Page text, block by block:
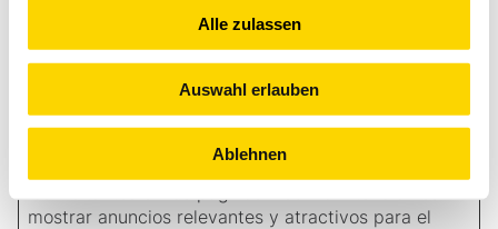
Alle zulassen
Auswahl erlauben
Ablehnen
visitante durante la
sesión.
Marketing (6)
mostrar anuncios relevantes y atractivos para el